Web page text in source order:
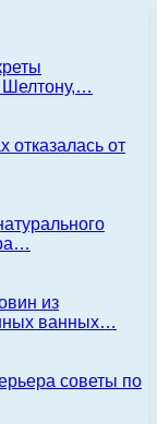
Шелтону,…
отказалась от
из
ванных…
советы по